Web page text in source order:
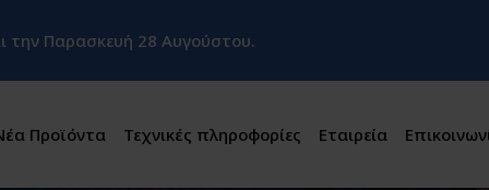
την Παρασκευή 28 Αυγούστου.
Προϊόντα Τεχνικές πληροφορίες Εταιρεία